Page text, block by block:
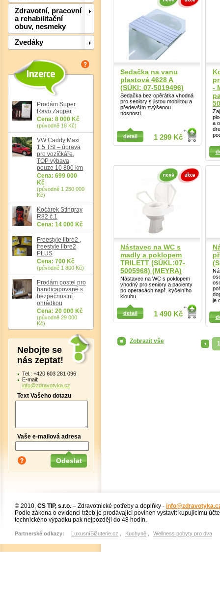
Zdravotní, pracovní
a rehabilitační
obuv, nesmeky
Zvedáky
Prodám Super
Ravo Zapper
Cena: 8 000 Kč
(původně 18 Kč)
VW Caddy Maxi
1.5 TSI – úprava
pro vozíčkáře,
TOP výbava,
pouze 10 800 km
Cena: 699 000
Kč
(původně 1 250 000
Kč)
Kočárek Stingray
R82 č.1
Cena: 14 000 Kč
Freestyle libre2 ,
freestyle libre2
PLUS
Cena: 700 Kč
(původně 1 800 Kč)
Prodám postel pro
handicapované s
bezpečnostní
ohrádkou
Cena: 20 000 Kč
(původně 29 000
Kč)
Nebojte se
nás zeptat!
Tel.: +420 603 281 096
E-mail:
info@zdravotyka.cz
Text Vašeho dotazu
Vaše e-mailová adresa
Sedačka na vanu
plastová 4628 A
(SÚKl: 07-5019496)
Sedačka bez opěrátka vhodná
pro seniory s jistou mobilitou a
především zvýšenou
nosností.
1 299 Kč
detail
-
a
Detail
Detail
Nástavec na WC s
madly a poklopem
TRILETT (SÚKL:07-
5005968) (MEYRA)
Nástavec na WC s poklopem
vhodný pro seniory a pacienty
po operacách např. kyčelního
kloubu.
1 490 Kč
detail
je
Detail
Detail
Zobrazit vše < 1
© 2010, CS TIP, s.r.o. – Zdravotnické potřeby a doplňky -
Podle zákona o evidenci tržeb je prodávající povinen vystavit kupujícímu
technického výpadku pak nejpozději do 48 hodin.
Partnerské odkazy: LuxusníBižuterie.cz Kuchyně Wellness pobyty pro dva